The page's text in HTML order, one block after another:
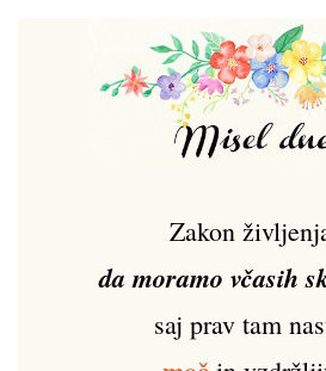
Zakon
da moramo včasih
saj prav tam